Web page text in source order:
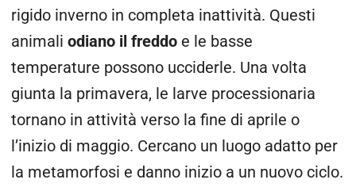
rigido inverno in completa inattività. Questi
animali odiano il freddo e le basse
temperature possono ucciderle. Una volta
giunta la primavera, le larve processionaria
tornano in attività verso la fine di aprile o
l’inizio di maggio. Cercano un luogo adatto per
la metamorfosi e danno inizio a un nuovo ciclo.